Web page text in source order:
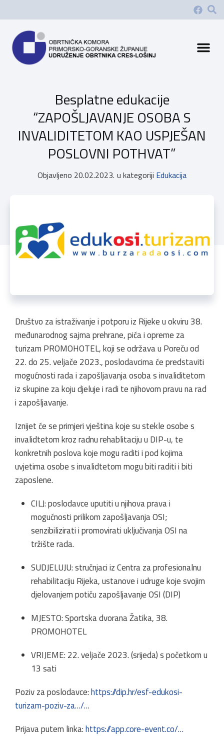
Besplatne edukacije
“ZAPOŠLJAVANJE OSOBA S
INVALIDITETOM KAO USPJEŠAN
POSLOVNI POTHVAT”
Objavljeno 20.02.2023. u kategoriji Edukacija
Društvo za istraživanje i potporu iz Rijeke u okviru 38.
međunarodnog sajma prehrane, pića i opreme za
turizam PROMOHOTEL, koji se održava u Poreču od
22. do 25. veljače 2023., poslodavcima će predstaviti
mogućnosti rada i zapošljavanja osoba s invaliditetom
iz skupine za koju djeluje i radi te njihovom pravu na rad
i zapošljavanje.
Iznijet će se primjeri vještina koje su stekle osobe s
invalidtetom kroz radnu rehablitaciju u DIP-u, te
konkretnih poslova koje mogu raditi i pod kojima
uvjetima osobe s invalidtetom mogu biti raditi i biti
zaposlene.
CILJ: poslodavce uputiti u njihova prava i
mogućnosti prilikom zapošljavanja OSI;
senzibilizirati i promovirati uključivanja OSI na
tržište rada.
SUDJELUJU: stručnjaci iz Centra za profesionalnu
rehabilitaciju Rijeka, ustanove i udruge koje svojim
djelovanjem potiču zapošljavanje OSI (DIP)
MJESTO: Sportska dvorana Žatika, 38.
PROMOHOTEL
VRIJEME: 22. veljače 2023. (srijeda) s početkom u
13 sati
Poziv za poslodavce:https://dip.hr/esf-edukosi-
turizam-poziv-za…/…
Prijava putem linka:https://app.core-event.co/…